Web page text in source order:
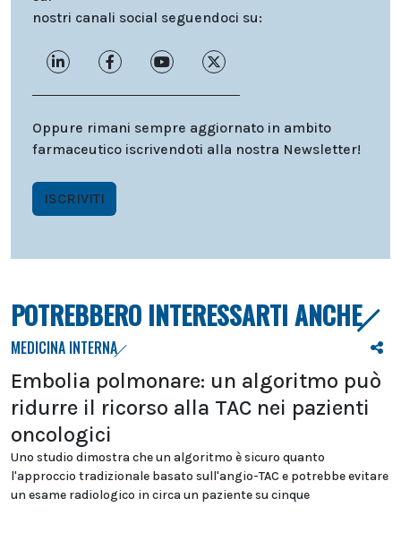
nostri canali social seguendoci su:
Oppure rimani sempre aggiornato in ambito
farmaceutico iscrivendoti alla nostra Newsletter!
ISCRIVITI
POTREBBERO INTERESSARTI ANCHE
MEDICINA INTERNA
Embolia polmonare: un algoritmo può
ridurre il ricorso alla TAC nei pazienti
oncologici
Uno studio dimostra che un algoritmo è sicuro quanto
l'approccio tradizionale basato sull'angio-TAC e potrebbe evitare
un esame radiologico in circa un paziente su cinque